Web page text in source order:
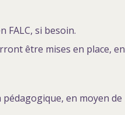
FALC, si besoin.
être mises en place, en
en moyen de